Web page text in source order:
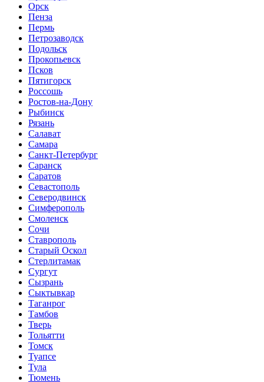
Орск
Пенза
Пермь
Петрозаводск
Подольск
Прокопьевск
Псков
Пятигорск
Россошь
Ростов-на-Дону
Рыбинск
Рязань
Салават
Самара
Санкт-Петербург
Саранск
Саратов
Севастополь
Северодвинск
Симферополь
Смоленск
Сочи
Ставрополь
Старый Оскол
Стерлитамак
Сургут
Сызрань
Сыктывкар
Таганрог
Тамбов
Тверь
Тольятти
Томск
Туапсе
Тула
Тюмень